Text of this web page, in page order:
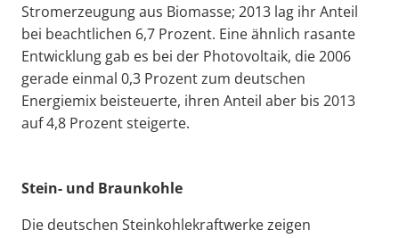
Stromerzeugung aus Biomasse; 2013 lag ihr Anteil
bei beachtlichen 6,7 Prozent. Eine ähnlich rasante
Entwicklung gab es bei der Photovoltaik, die 2006
gerade einmal 0,3 Prozent zum deutschen
Energiemix beisteuerte, ihren Anteil aber bis 2013
auf 4,8 Prozent steigerte.
Stein- und Braunkohle
Die deutschen Steinkohlekraftwerke zeigen